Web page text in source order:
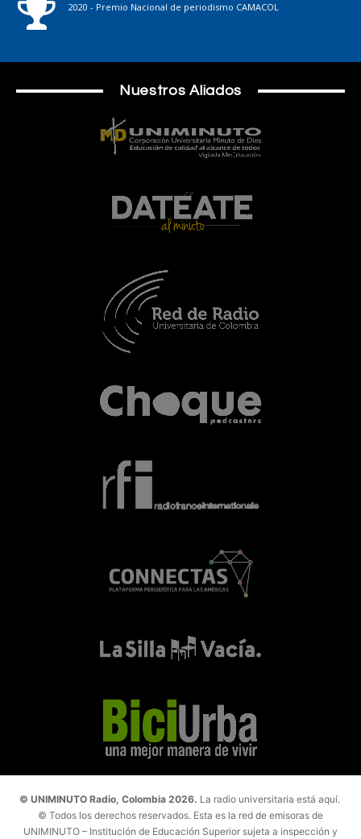
2020 - Premio Nacional de periodismo CAMACOL
Nuestros Aliados
© UNIMINUTO Radio, Colombia 2026. La radio universitaria está aquí.
© Todos los derechos reservados. Esta es la red de emisoras de
UNIMINUTO – Institución de Educación Superior sujeta a inspección y